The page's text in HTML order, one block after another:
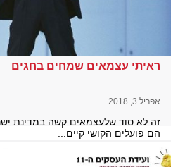
ראיתי עצמאים שמחים בחגים
אפריל 3, 2018
זה לא סוד שלעצמאים קשה במדינת
הם פועלים הקושי קיים...